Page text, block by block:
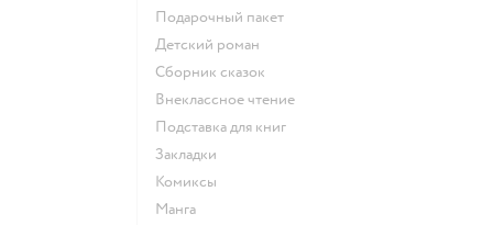
подарочный пакет
детский роман
сборник сказок
внеклассное чтение
подставка для книг
закладки
комиксы
манга